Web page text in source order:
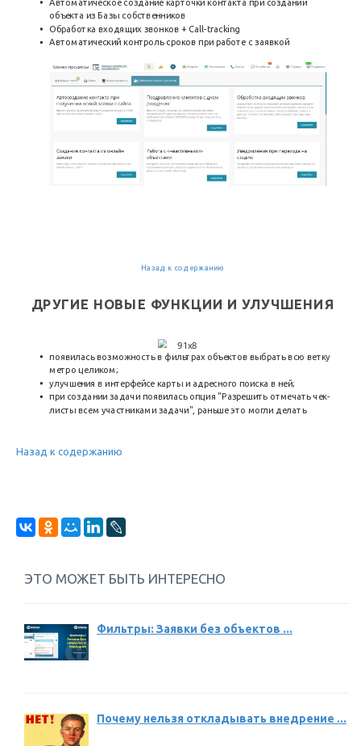
Автоматическое создание карточки контакта при создании
объекта из Базы собственников
Обработка входящих звонков + Call-tracking
Автоматический контроль сроков при работе с заявкой
Назад к содержанию
ДРУГИЕ НОВЫЕ ФУНКЦИИ И УЛУЧШЕНИЯ
появилась возможность в фильтрах объектов выбрать всю ветку
метро целиком;
улучшения в интерфейсе карты и адресного поиска в ней;
при создании задачи появилась опция "Разрешить отмечать чек-
листы всем участниками задачи", раньше это могли делать
возможность расширить окно, а также посмотреть объекты в
дополнения в интерфейсе почты и звонков.
Назад к содержанию
ЭТО МОЖЕТ БЫТЬ ИНТЕРЕСНО
Фильтры: Заявки без объектов ...
Почему нельзя откладывать внедрение ...